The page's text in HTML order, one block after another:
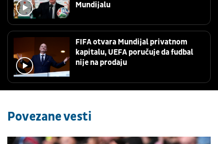
Mundijalu
FIFA otvara Mundijal privatnom
kapitalu, UEFA poručuje da fudbal
nije na prodaju
Povezane vesti